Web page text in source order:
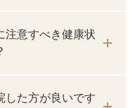
注意すべき健康状
した方が良いです